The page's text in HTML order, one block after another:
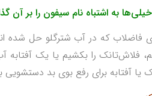
به اشتباه نام سيفون را بر آن
فاضلاب که در آب شترگلو حل شده
فلاش‌تانک را بکشیم یا یک
آفتابه برای رفع بوی بد دستشویی